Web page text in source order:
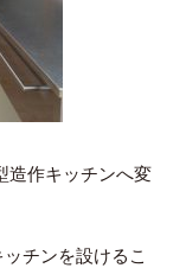
造作キッチンへ変
チンを設けるこ